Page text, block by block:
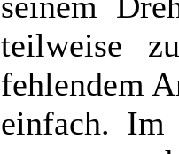
teilweise
fehlendem
einfach. Im